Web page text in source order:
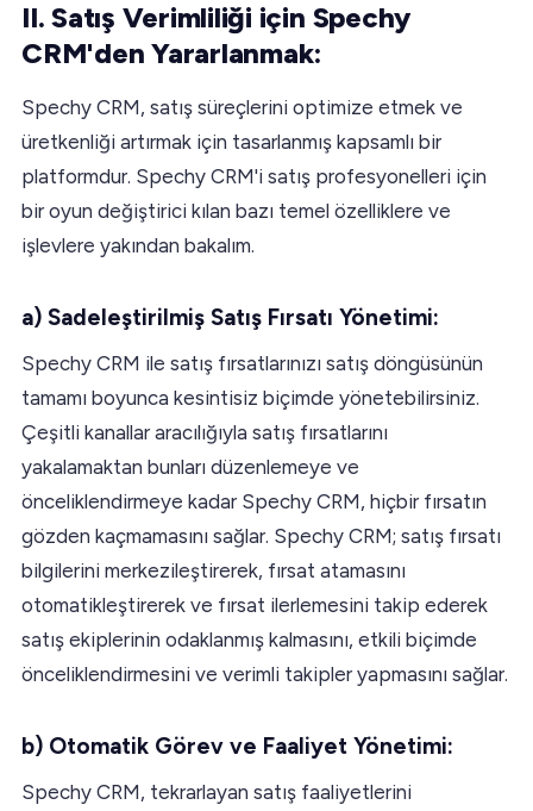
II. Satış Verimliliği için Spechy
CRM'den Yararlanmak:
Spechy CRM, satış süreçlerini optimize etmek ve
üretkenliği artırmak için tasarlanmış kapsamlı bir
platformdur. Spechy CRM'i satış profesyonelleri için
bir oyun değiştirici kılan bazı temel özelliklere ve
işlevlere yakından bakalım.
a) Sadeleştirilmiş Satış Fırsatı Yönetimi:
Spechy CRM ile satış fırsatlarınızı satış döngüsünün
tamamı boyunca kesintisiz biçimde yönetebilirsiniz.
Çeşitli kanallar aracılığıyla satış fırsatlarını
yakalamaktan bunları düzenlemeye ve
önceliklendirmeye kadar Spechy CRM, hiçbir fırsatın
gözden kaçmamasını sağlar. Spechy CRM; satış fırsatı
bilgilerini merkezileştirerek, fırsat atamasını
otomatikleştirerek ve fırsat ilerlemesini takip ederek
satış ekiplerinin odaklanmış kalmasını, etkili biçimde
önceliklendirmesini ve verimli takipler yapmasını sağlar.
b) Otomatik Görev ve Faaliyet Yönetimi:
Spechy CRM, tekrarlayan satış faaliyetlerini